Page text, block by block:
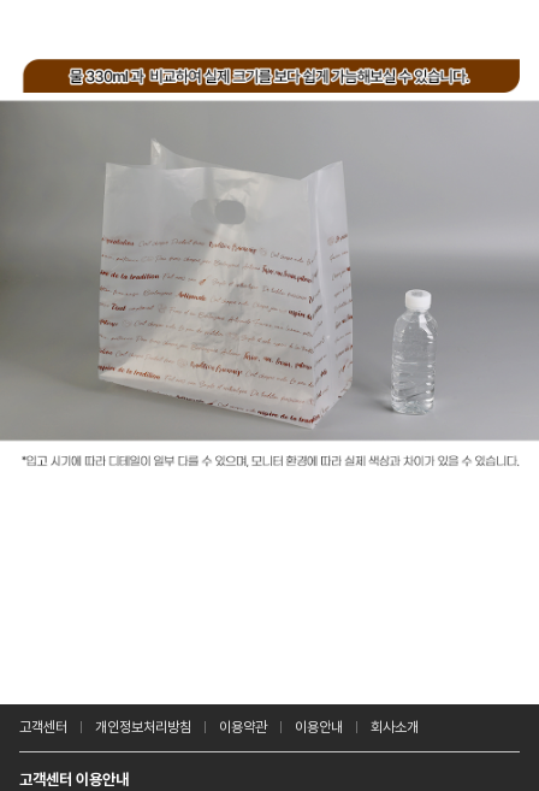
고객센터 개인정보처리방침 이용약관 이용안내 회사소개
고객센터 이용안내